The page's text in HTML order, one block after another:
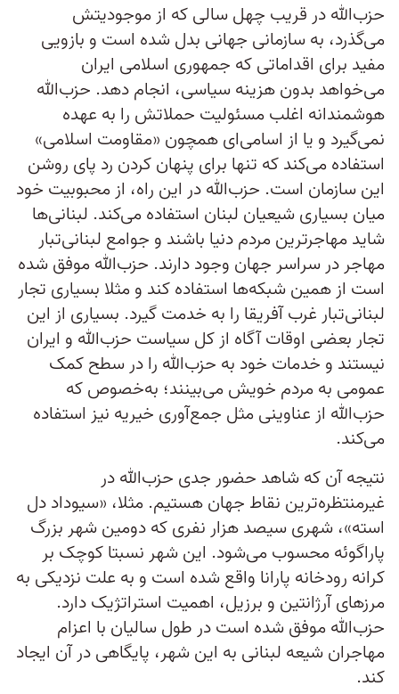
حزب‌الله در قریب چهل سالی که از موجودیتش
می‌گذرد، به سازمانی جهانی بدل شده است و بازویی
مفید برای اقداماتی که جمهوری اسلامی ایران
می‌خواهد بدون هزینه سیاسی، انجام دهد. حزب‌الله
هوشمندانه اغلب مسئولیت حملاتش را به عهده
نمی‌گیرد و یا از اسامی‌ای همچون «مقاومت اسلامی»
استفاده می‌کند که تنها برای پنهان کردن رد پای روشن
این سازمان است. حزب‌الله در این راه، از محبوبیت خود
میان بسیاری شیعیان لبنان استفاده می‌کند. لبنانی‌ها
شاید مهاجرترین مردم دنیا باشند و جوامع لبنانی‌تبار
مهاجر در سراسر جهان وجود دارند. حزب‌الله موفق شده
است از همین شبکه‌ها استفاده کند و مثلا بسیاری تجار
لبنانی‌تبار غرب آفریقا را به خدمت گیرد. بسیاری از این
تجار بعضی اوقات آگاه از کل سیاست حزب‌الله و ایران
نیستند و خدمات خود به حزب‌الله را در سطح کمک
عمومی به مردم خویش می‌بینند؛ به‌خصوص که
حزب‌الله از عناوینی مثل جمع‌آوری خیریه نیز استفاده
می‌کند.
نتیجه آن‌ که شاهد حضور جدی حزب‌الله در
غیرمنتظره‌ترین نقاط جهان هستیم. مثلا، «سیوداد دل
استه»، شهری سیصد هزار نفری که دومین شهر بزرگ
پاراگوئه محسوب می‌شود. این شهر نسبتا کوچک بر
کرانه رودخانه پارانا واقع شده است و به علت نزدیکی به
مرزهای آرژانتین و برزیل، اهمیت استراتژیک دارد.
حزب‌الله موفق شده است در طول سالیان با اعزام
مهاجران شیعه لبنانی به این شهر، پایگاهی در آن ایجاد
کند.